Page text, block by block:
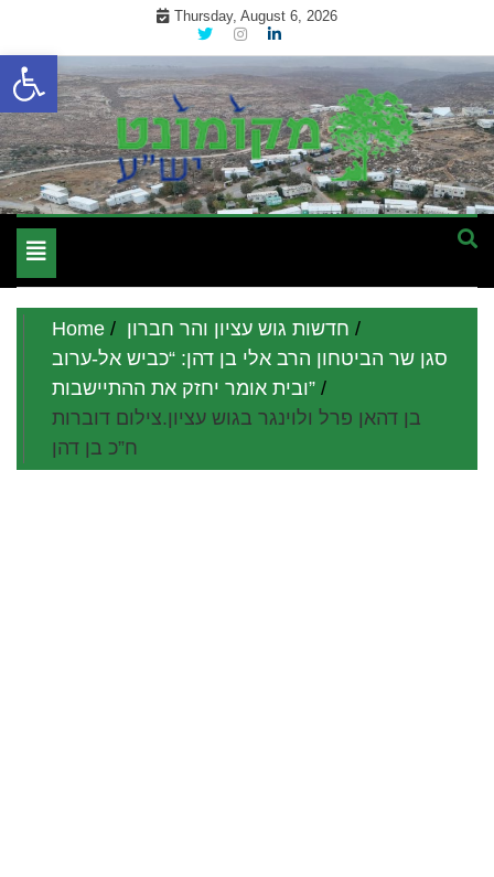
Open toolbar
content
Thursday, August 6, 2026
מקומונט הישובים ביו"ש
מקומון אינטרנטי לתושבי השומרון בנימין גוש עציון והר חברון
Toggle
navigation
Home
חדשות גוש עציון והר חברון
סגן שר הביטחון הרב אלי בן דהן: “כביש אל-ערוב
ובית אומר יחזק את ההתיישבות”
בן דהאן פרל ולוינגר בגוש עציון.צילום דוברות
ח”כ בן דהן